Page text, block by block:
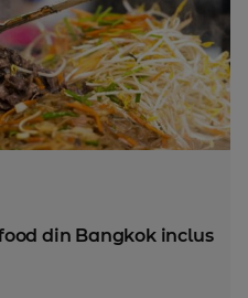
din Bangkok inclus